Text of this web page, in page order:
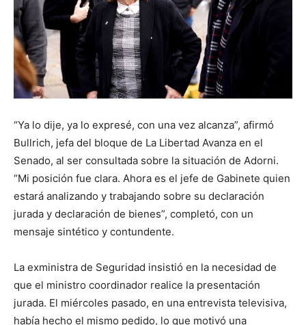
“Ya lo dije, ya lo expresé, con una vez alcanza”, afirmó
Bullrich, jefa del bloque de La Libertad Avanza en el
Senado, al ser consultada sobre la situación de Adorni.
“Mi posición fue clara. Ahora es el jefe de Gabinete quien
estará analizando y trabajando sobre su declaración
jurada y declaración de bienes”, completó, con un
mensaje sintético y contundente.
La exministra de Seguridad insistió en la necesidad de
que el ministro coordinador realice la presentación
jurada. El miércoles pasado, en una entrevista televisiva,
había hecho el mismo pedido, lo que motivó una